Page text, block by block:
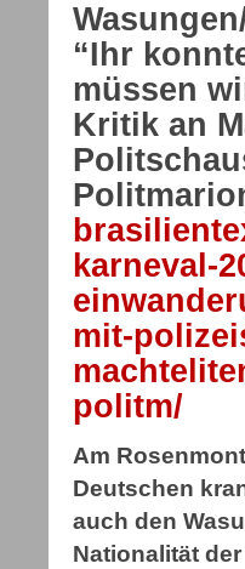
“Ihr
müssen
Kritik an
karneval-
mit-
politm/
Am
Deutschen
auch den
Nationalität